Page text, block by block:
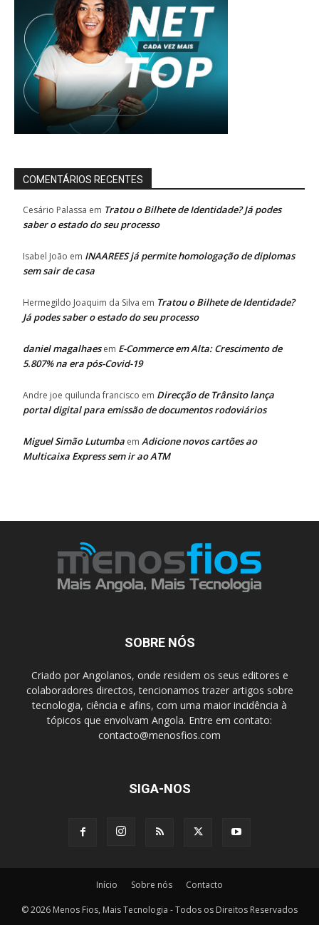
COMENTÁRIOS RECENTES
Cesário Palassa em Tratou o Bilhete de Identidade? Já podes
saber o estado do seu processo
Isabel João em INAAREES já permite homologação de diplomas
sem sair de casa
Hermegildo Joaquim da Silva em Tratou o Bilhete de Identidade?
Já podes saber o estado do seu processo
daniel magalhaesem E-Commerce em Alta: Crescimento de
5.807% na era pós-Covid-19
Andre joe quilunda francisco em Direcção de Trânsito lança
portal digital para emissão de documentos rodoviários
Miguel Simão Lutumba em Adicione novos cartões ao
Multicaixa Express sem ir ao ATM
SOBRE NÓS
Criado por Angolanos, onde residem os seus editores e
colaboradores directos, tencionamos trazer artigos sobre
tecnologia, ciência e afins, com uma maior incidência à
tópicos que envolvam Angola. Entre em contato:
contacto@menosfios.com
SIGA-NOS
Início Sobre nós Contacto
© 2026 Menos Fios, Mais Tecnologia - Todos os Direitos Reservados